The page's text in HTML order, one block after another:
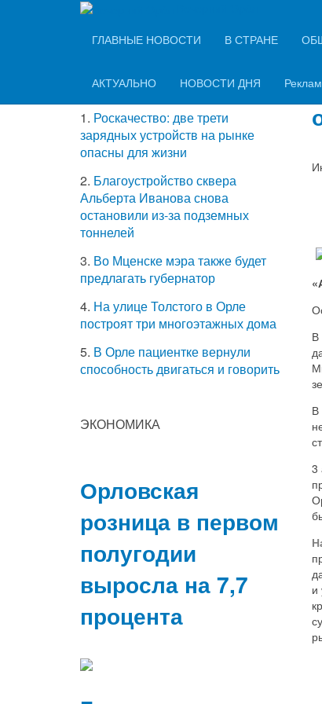
ГЛАВНЫЕ НОВОСТИ
В СТРАНЕ
АКТУАЛЬНО НОВОСТИ ДНЯ
В
В
3
и
1. Роскачество: две трети
зарядных устройств на рынке
опасны для жизни
2. Благоустройство сквера
Альберта Иванова снова
остановили из-за подземных
тоннелей
3. Во Мценске мэра также будет
предлагать губернатор
4. На улице Толстого в Орле
построят три многоэтажных дома
5. В Орле пациентке вернули
способность двигаться и говорить
ЭКОНОМИКА
Орловская
розница в первом
полугодии
выросла на 7,7
процента